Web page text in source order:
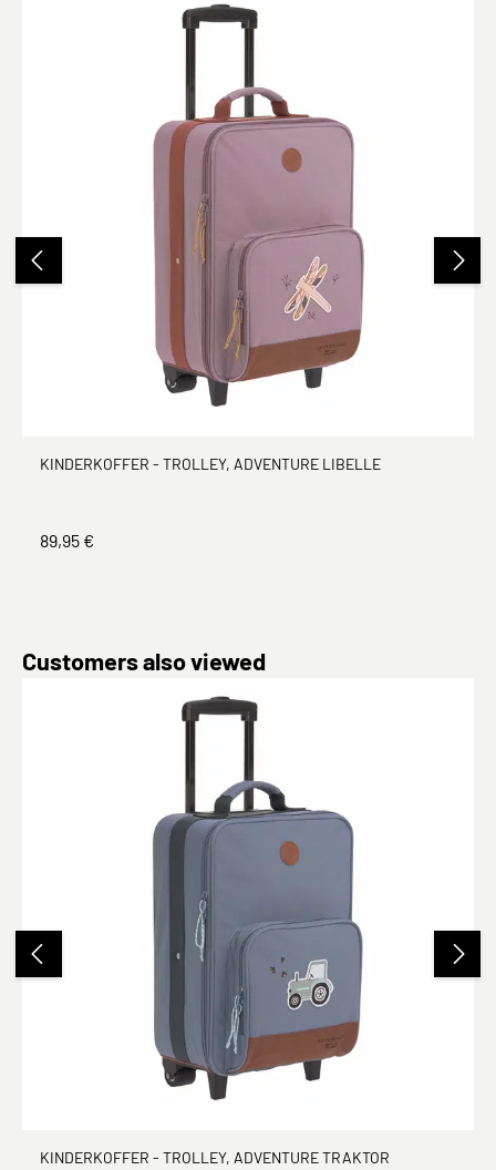
KINDERKOFFER - TROLLEY, ADVENTURE LIBELLE
89,95 €
Produktgalerie überspringen
Customers also viewed
KINDERKOFFER - TROLLEY, ADVENTURE TRAKTOR